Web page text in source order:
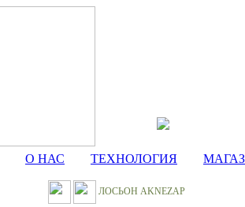
О НАС ТЕХНОЛОГИЯ
ЛОСЬОН AKNEZAP